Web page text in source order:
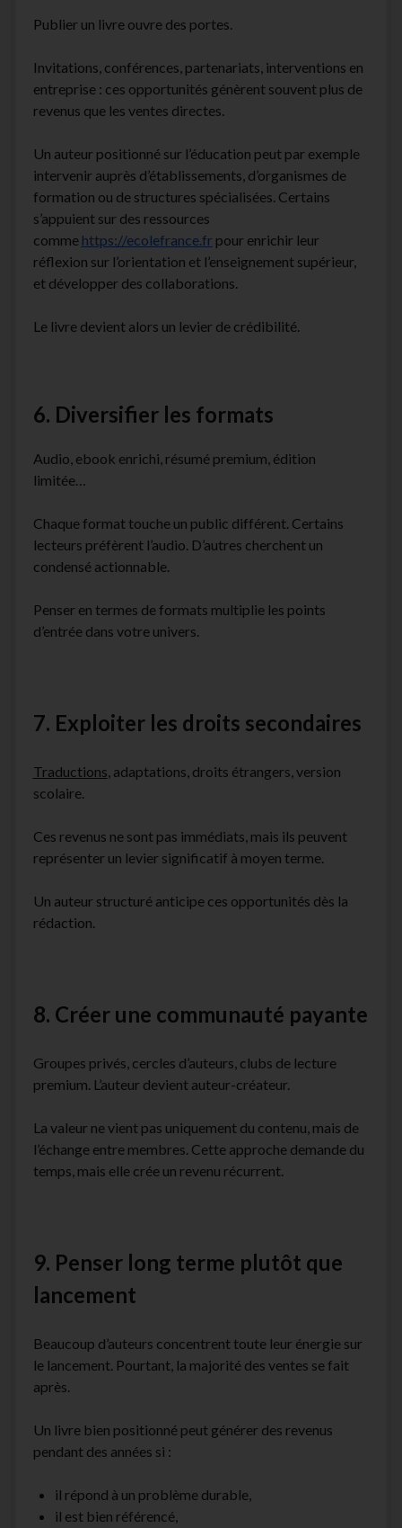
Publier un livre ouvre des portes.
Invitations, conférences, partenariats, interventions en
entreprise : ces opportunités génèrent souvent plus de
revenus que les ventes directes.
Un auteur positionné sur l’éducation peut par exemple
intervenir auprès d’établissements, d’organismes de
formation ou de structures spécialisées. Certains
s’appuient sur des ressources
comme https://ecolefrance.frpour enrichir leur
réflexion sur l’orientation et l’enseignement supérieur,
et développer des collaborations.
Le livre devient alors un levier de crédibilité.
6. Diversifier les formats
Audio, ebook enrichi, résumé premium, édition
limitée…
Chaque format touche un public différent. Certains
lecteurs préfèrent l’audio. D’autres cherchent un
condensé actionnable.
Penser en termes de formats multiplie les points
d’entrée dans votre univers.
7. Exploiter les droits secondaires
Traductions, adaptations, droits étrangers, version
scolaire.
Ces revenus ne sont pas immédiats, mais ils peuvent
représenter un levier significatif à moyen terme.
Un auteur structuré anticipe ces opportunités dès la
rédaction.
8. Créer une communauté payante
Groupes privés, cercles d’auteurs, clubs de lecture
premium. L’auteur devient auteur-créateur.
La valeur ne vient pas uniquement du contenu, mais de
l’échange entre membres. Cette approche demande du
temps, mais elle crée un revenu récurrent.
9. Penser long terme plutôt que
lancement
Beaucoup d’auteurs concentrent toute leur énergie sur
le lancement. Pourtant, la majorité des ventes se fait
après.
Un livre bien positionné peut générer des revenus
pendant des années si :
il répond à un problème durable,
il est bien référencé,